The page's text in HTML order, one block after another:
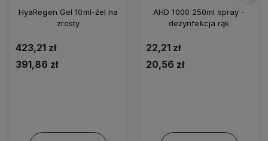
HyaRegen Gel 10ml-żel na
zrosty
423,21 zł
391,86 zł
AHD 1000 250ml spray -
dezynfekcja rąk
22,21 zł
20,56 zł